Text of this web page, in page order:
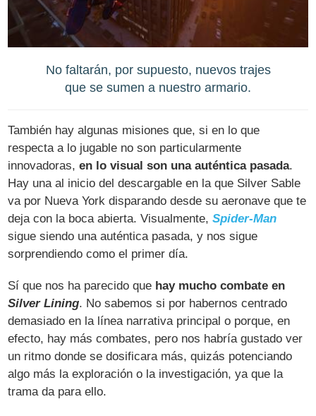
No faltarán, por supuesto, nuevos trajes
que se sumen a nuestro armario.
También hay algunas misiones que, si en lo que
respecta a lo jugable no son particularmente
innovadoras,en lo visual son una auténtica pasada.
Hay una al inicio del descargable en la que Silver Sable
va por Nueva York disparando desde su aeronave que te
deja con la boca abierta. Visualmente,Spider-Man
sigue siendo una auténtica pasada, y nos sigue
sorprendiendo como el primer día.
Sí que nos ha parecido que hay mucho combate en
Silver Lining. No sabemos si por habernos centrado
demasiado en la línea narrativa principal o porque, en
efecto, hay más combates, pero nos habría gustado ver
un ritmo donde se dosificara más, quizás potenciando
algo más la exploración o la investigación, ya que la
trama da para ello.